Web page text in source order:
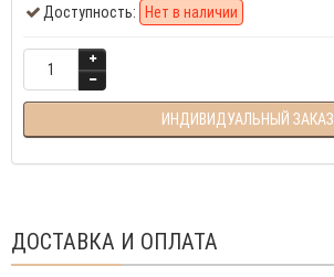
Доступность: Нет в наличии
ИНДИВИДУАЛЬНЫЙ ЗАКАЗ
ДОСТАВКА И ОПЛАТА